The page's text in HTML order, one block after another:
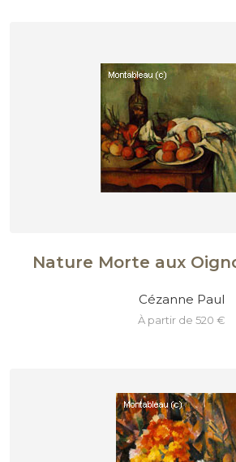
Nature Morte aux
Cézanne Paul
à partir de 520 €